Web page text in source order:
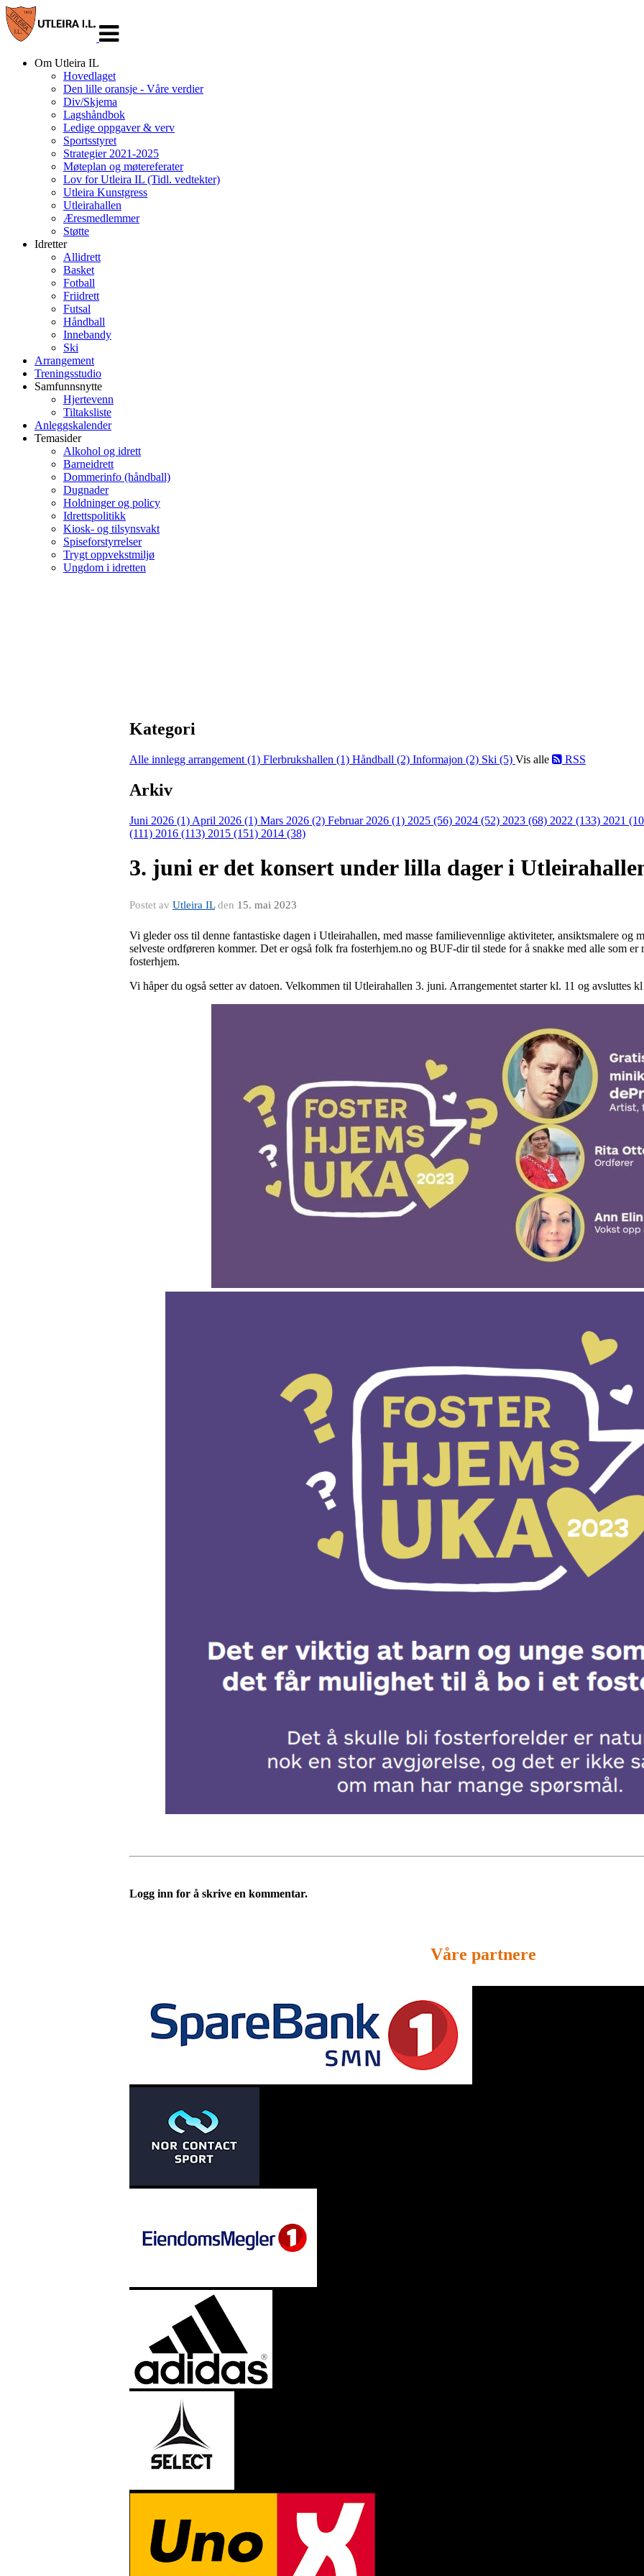
navigasjon
Om Utleira IL
Hovedlaget
Den lille oransje - Våre verdier
Div/Skjema
Lagshåndbok
Ledige oppgaver & verv
Sportsstyret
Strategier 2021-2025
Møteplan og møtereferater
Lov for Utleira IL (Tidl. vedtekter)
Utleira Kunstgress
Utleirahallen
Æresmedlemmer
Støtte
Idretter
Allidrett
Basket
Fotball
Friidrett
Futsal
Håndball
Innebandy
Ski
Arrangement
Treningsstudio
Samfunnsnytte
Hjertevenn
Tiltaksliste
Anleggskalender
Temasider
Alkohol og idrett
Barneidrett
Dommerinfo (håndball)
Dugnader
Holdninger og policy
Idrettspolitikk
Kiosk- og tilsynsvakt
Spiseforstyrrelser
Trygt oppvekstmiljø
Ungdom i idretten
Kategori
Alle innlegg arrangement (1) Flerbrukshallen (1) Håndball (2) Informajon (2) Ski (5) Vis alle RSS
Arkiv
Juni 2026 (1) April 2026 (1) Mars 2026 (2) Februar 2026 (1) 2025 (56) 2024 (52) 2023 (68) 2022 (133) 2021
(111) 2016 (113) 2015 (151) 2014 (38)
3. juni er det konsert under lilla dager i
Postet av Utleira ILden 15. mai 2023
Vi gleder oss til denne fantastiske dagen i Utleirahallen, med masse familievennlige aktiviteter, ansiktsmalere og
selveste ordføreren kommer. Det er også folk fra fosterhjem.no og BUF-dir til stede for å snakke med alle som
fosterhjem.
Vi håper du også setter av datoen. Velkommen til Utleirahallen 3. juni. Arrangementet starter kl. 11 og avsluttes
Logg inn for å skrive en kommentar.
Våre partnere